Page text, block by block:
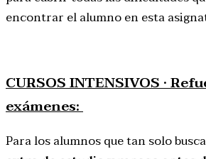
encontrar el alumno en esta
CURSOS INTENSIVOS ·
exámenes:
Para los alumnos que tan solo